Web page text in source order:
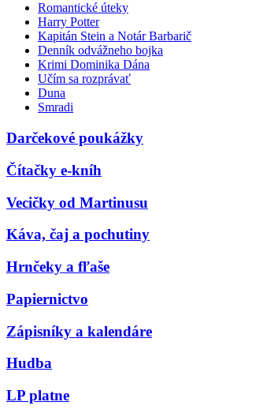
Romantické úteky
Harry Potter
Kapitán Stein a Notár Barbarič
Denník odvážneho bojka
Krimi Dominika Dána
Učím sa rozprávať
Duna
Smradi
Darčekové poukážky
Čítačky e-kníh
Vecičky od Martinusu
Káva, čaj a pochutiny
Hrnčeky a fľaše
Papiernictvo
Zápisníky a kalendáre
Hudba
LP platne